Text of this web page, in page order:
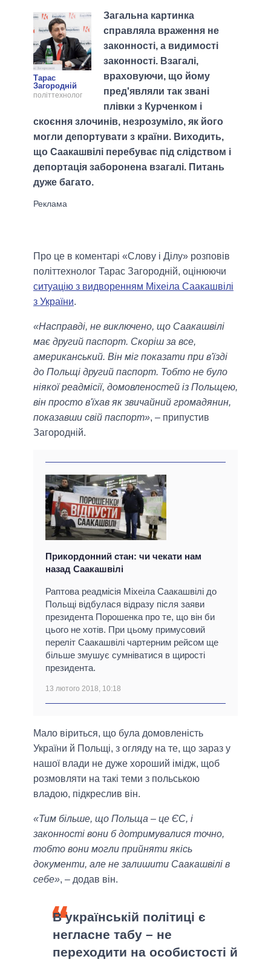
Тарас
Загородній
політтехнолог
Загальна картинка
справляла враження не
законності, а видимості
законності. Взагалі,
враховуючи, що йому
пред'являли так звані
плівки з Курченком і
скоєння злочинів, незрозуміло, як його
могли депортувати з країни. Виходить,
що Саакашвілі перебуває під слідством і
депортація заборонена взагалі. Питань
дуже багато.
Про це в коментарі «Слову і Ділу» розповів
політтехнолог Тарас Загородній, оцінюючи
ситуацію з видворенням Міхеіла Саакашвілі
з України.
«Насправді, не виключено, що Саакашвілі
має другий паспорт. Скоріш за все,
американський. Він міг показати при в'їзді
до Польщі другий паспорт. Тобто не було
ніякої реадмісії, домовленостей із Польщею,
він просто в'їхав як звичайний громадянин,
показавши свій паспорт», – припустив
Загородній.
Прикордонний стан: чи чекати нам
назад Саакашвілі
Раптова реадмісія Міхеіла Саакашвілі до
Польщі відбулася відразу після заяви
президента Порошенка про те, що він би
цього не хотів. При цьому примусовий
переліт Саакашвілі чартерним рейсом ще
більше змушує сумніватися в щирості
президента.
13 лютого 2018, 10:18
Мало віриться, що була домовленість
України й Польщі, з огляду на те, що зараз у
нашої влади не дуже хороший імідж, щоб
розмовляти на такі теми з польською
владою, підкреслив він.
«Тим більше, що Польща – це ЄС, і
законності вони б дотримувалися точно,
тобто вони могли прийняти якісь
документи, але не залишити Саакашвілі в
себе», – додав він.
В українській політиці є
негласне табу – не
переходити на особистості й